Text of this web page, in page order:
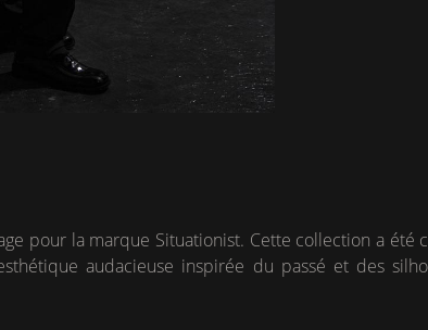
pour la marque Situationist. Cette collection a été
audacieuse inspirée du passé et des